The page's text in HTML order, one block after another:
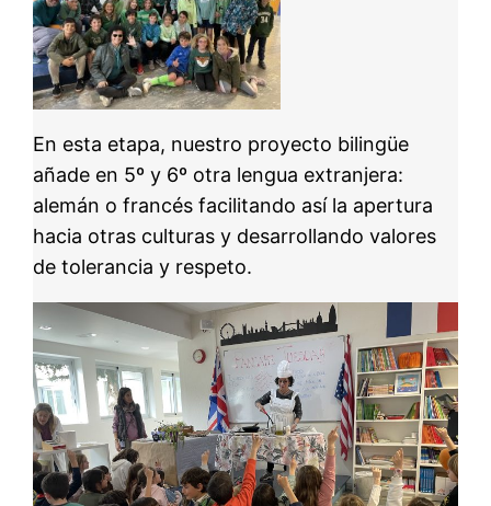
En esta etapa, nuestro proyecto bilingüe
añade en 5º y 6º otra lengua extranjera:
alemán o francés facilitando así la apertura
hacia otras culturas y desarrollando valores
de tolerancia y respeto.